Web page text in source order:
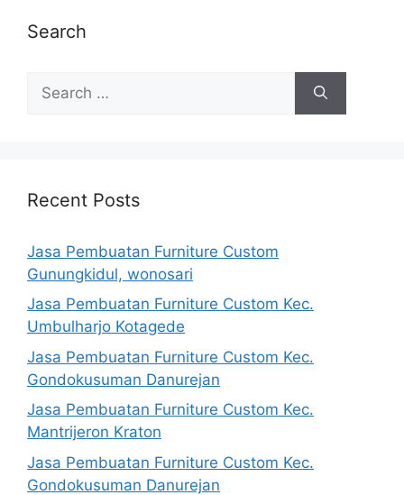
Search
for:
Recent Posts
Jasa Pembuatan Furniture Custom
Gunungkidul, wonosari
Jasa Pembuatan Furniture Custom Kec.
Umbulharjo Kotagede
Jasa Pembuatan Furniture Custom Kec.
Gondokusuman Danurejan
Jasa Pembuatan Furniture Custom Kec.
Mantrijeron Kraton
Jasa Pembuatan Furniture Custom Kec.
Gondokusuman Danurejan